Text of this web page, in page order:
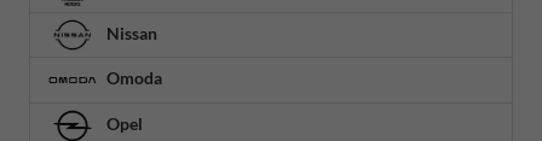
Nissan
Omoda
Opel